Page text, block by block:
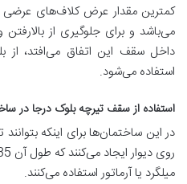
می‌باشد و برای جلوگیری از
داخل سقف این اتفاق می‌افتد، از
استفاده می‌شود.
استفاده از سقف تیرچه بلوک درجا در
در این ساختمان‌ها برای اینکه بتوانند
میلگرد یا آرماتور استفاده می‌کنند.